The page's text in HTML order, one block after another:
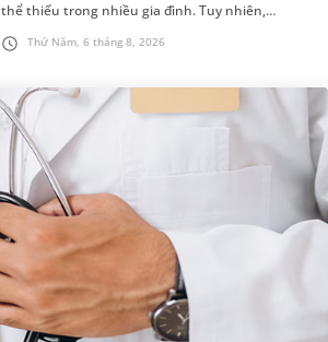
Thứ Năm, 6 tháng 8, 2026
thể thiếu trong nhiều gia đình. Tuy nhiên,
nhiều người lo ngại rằng việc ngủ trong phòng
điều hòa mỗi đêm có...